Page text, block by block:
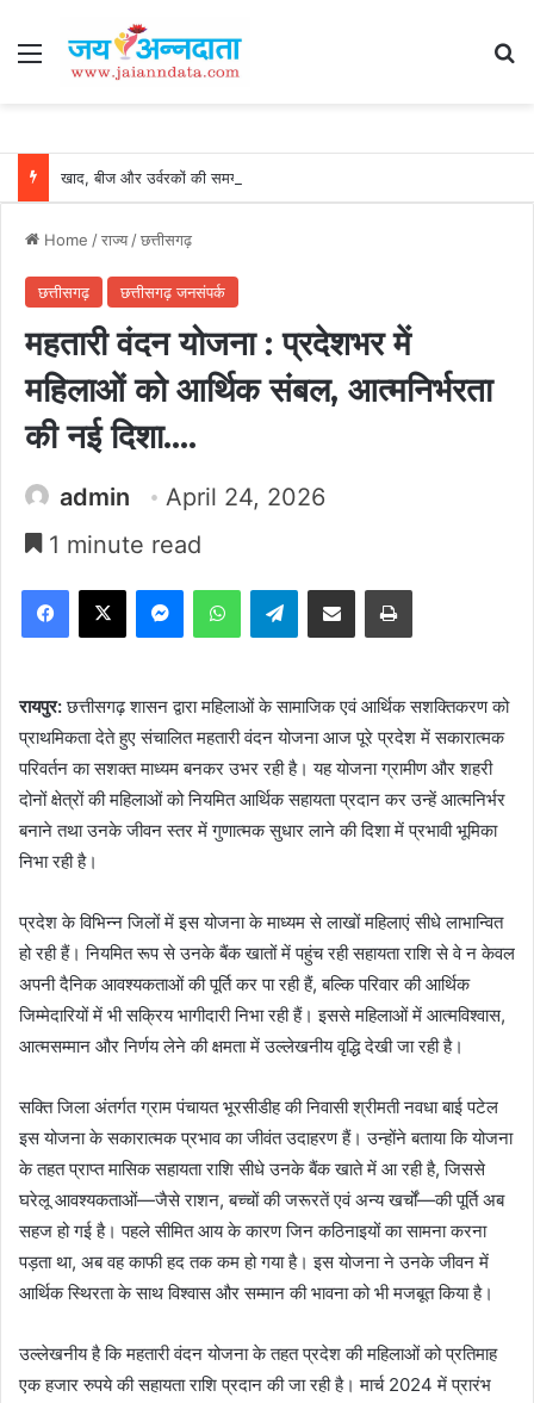
Menu
Home /राज्य/छत्तीसगढ़
छत्तीसगढ़ छत्तीसगढ़ जनसंपर्क
महतारी वंदन योजना : प्रदेशभर में
महिलाओं को आर्थिक संबल, आत्मनिर्भरता
की नई दिशा….
admin
April 24, 2026
1 minute read
Facebook
X MessengerWhatsAppTelegramShare via Email Print
रायपुर:छत्तीसगढ़ शासन द्वारा महिलाओं के सामाजिक एवं आर्थिक सशक्तिकरण को
प्राथमिकता देते हुए संचालित महतारी वंदन योजना आज पूरे प्रदेश में सकारात्मक
परिवर्तन का सशक्त माध्यम बनकर उभर रही है। यह योजना ग्रामीण और शहरी
दोनों क्षेत्रों की महिलाओं को नियमित आर्थिक सहायता प्रदान कर उन्हें आत्मनिर्भर
बनाने तथा उनके जीवन स्तर में गुणात्मक सुधार लाने की दिशा में प्रभावी भूमिका
निभा रही है।
प्रदेश के विभिन्न जिलों में इस योजना के माध्यम से लाखों महिलाएं सीधे लाभान्वित
हो रही हैं। नियमित रूप से उनके बैंक खातों में पहुंच रही सहायता राशि से वे न केवल
अपनी दैनिक आवश्यकताओं की पूर्ति कर पा रही हैं, बल्कि परिवार की आर्थिक
जिम्मेदारियों में भी सक्रिय भागीदारी निभा रही हैं। इससे महिलाओं में आत्मविश्वास,
आत्मसम्मान और निर्णय लेने की क्षमता में उल्लेखनीय वृद्धि देखी जा रही है।
सक्ति जिला अंतर्गत ग्राम पंचायत भूरसीडीह की निवासी श्रीमती नवधा बाई पटेल
इस योजना के सकारात्मक प्रभाव का जीवंत उदाहरण हैं। उन्होंने बताया कि योजना
के तहत प्राप्त मासिक सहायता राशि सीधे उनके बैंक खाते में आ रही है, जिससे
घरेलू आवश्यकताओं—जैसे राशन, बच्चों की जरूरतें एवं अन्य खर्चों—की पूर्ति अब
सहज हो गई है। पहले सीमित आय के कारण जिन कठिनाइयों का सामना करना
पड़ता था, अब वह काफी हद तक कम हो गया है। इस योजना ने उनके जीवन में
आर्थिक स्थिरता के साथ विश्वास और सम्मान की भावना को भी मजबूत किया है।
उल्लेखनीय है कि महतारी वंदन योजना के तहत प्रदेश की महिलाओं को प्रतिमाह
एक हजार रुपये की सहायता राशि प्रदान की जा रही है। मार्च 2024 में प्रारंभ